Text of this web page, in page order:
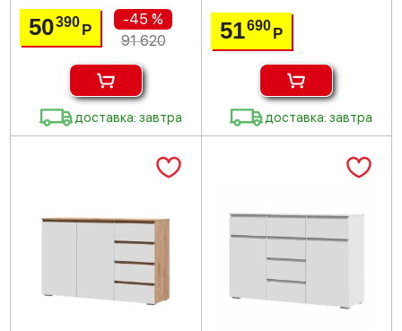
50390Р
-45 %
91 620
доставка: завтра
51690 Р
доставка: завтра